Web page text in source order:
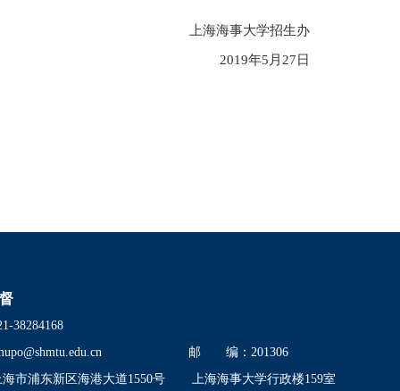
上海海事大学招生办
2019年5 月 27 日
38284168
邮 编：201306
浦东新区海港大道1550号
上海海事大学行政楼159室